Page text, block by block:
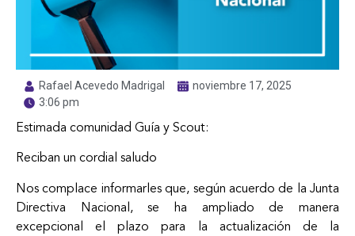
Rafael Acevedo Madrigal
noviembre 17, 2025
3:06 pm
Estimada comunidad Guía y Scout:
Reciban un cordial saludo
Nos complace informarles que, según acuerdo de la Junta
Directiva Nacional, se ha ampliado de manera
excepcional el plazo para la actualización de la